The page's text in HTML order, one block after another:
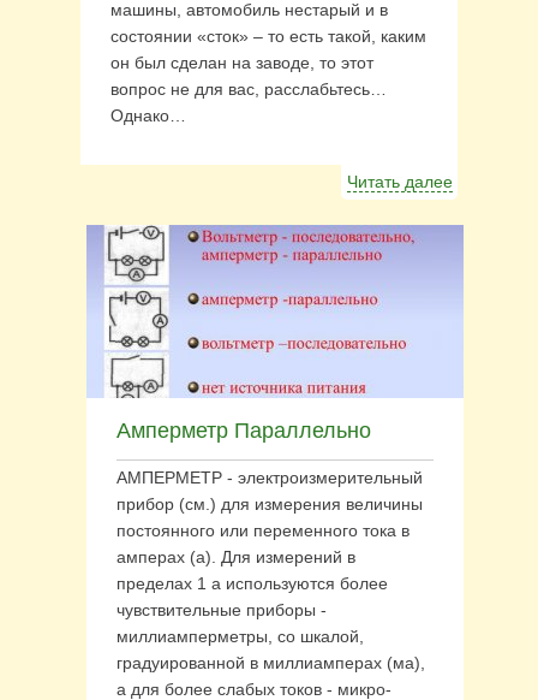
машины, автомобиль нестарый и в
состоянии «сток» – то есть такой, каким
он был сделан на заводе, то этот
вопрос не для вас, расслабьтесь…
Однако…
Читать далее
Амперметр Параллельно
АМПЕРМЕТР - электроизмерительный
прибор (см.) для измерения величины
постоянного или переменного тока в
амперах (а). Для измерений в
пределах 1 а используются более
чувствительные приборы -
миллиамперметры, со шкалой,
градуированной в миллиамперах (ма),
а для более слабых токов - микро-